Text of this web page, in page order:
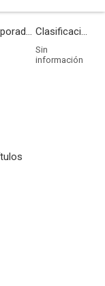
Temporadas Clasificación por edades
Sin
información